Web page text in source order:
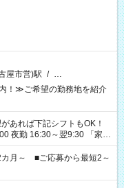
屋市営)駅 / …
！≫ご希望の勤務地を紹介
16:30～翌9:30 「家族
て夕飯の準備がしたい」
、ご希望を教えてください
計で週40時間を超える場
カ月～ ■ご応募から最短2～